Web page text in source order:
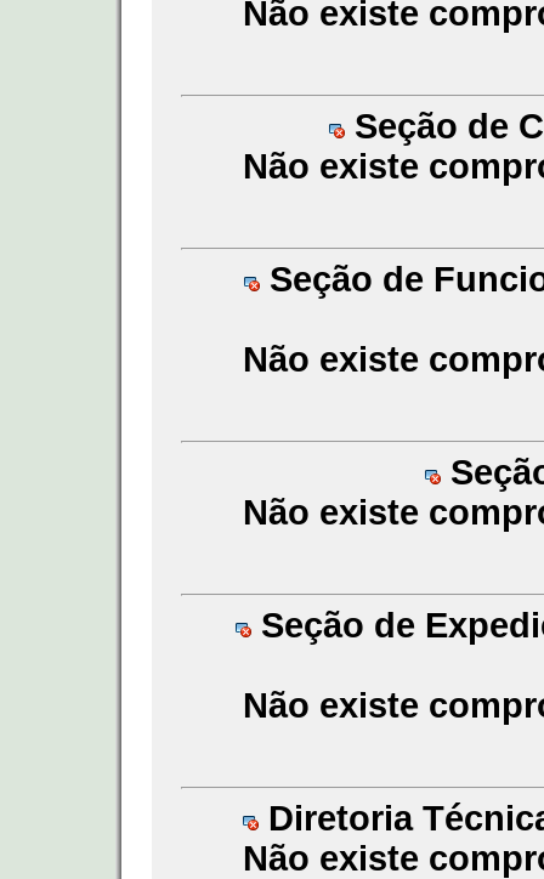
Não existe
Seção de
Não existe
Seção de
Não existe
Não existe
Seção de
Não existe
Diretoria
Não existe